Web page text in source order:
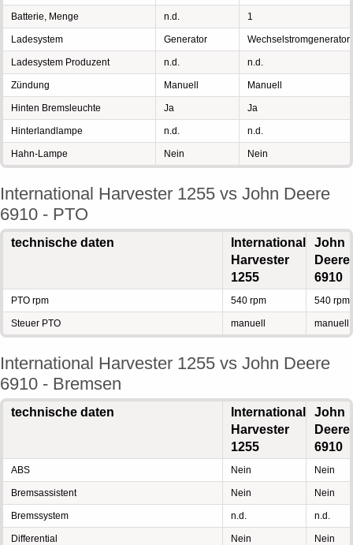
Batterie, Menge n.d. 1
Ladesystem Generator Wechselstromgenerator
Ladesystem Produzent n.d. n.d.
Zündung Manuell Manuell
Hinten Bremsleuchte Ja Ja
Hinterlandlampe n.d. n.d.
Hahn-Lampe Nein Nein
International Harvester 1255 vs John Deere
6910 - PTO
technische daten
International
Harvester
1255
John
Deere
6910
PTO rpm 540 rpm 540 rpm
Steuer PTO manuell manuell
International Harvester 1255 vs John Deere
6910 - Bremsen
technische daten
International
Harvester
1255
John
Deere
6910
ABS Nein Nein
Bremsassistent Nein Nein
Bremssystem n.d. n.d.
Differential Nein Nein